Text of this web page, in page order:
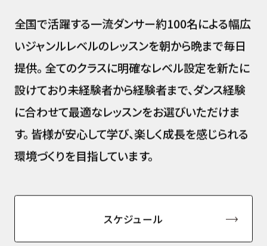
全国で活躍する一流ダンサー約100名による幅広
いジャンルレベルのレッスンを朝から晩まで毎日
提供。 全てのクラスに明確なレベル設定を新たに
設けており未経験者から経験者まで、ダンス経験
に合わせて最適なレッスンをお選びいただけま
す。 皆様が安心して学び、楽しく成長を感じられる
環境づくりを目指しています。
スケジュール